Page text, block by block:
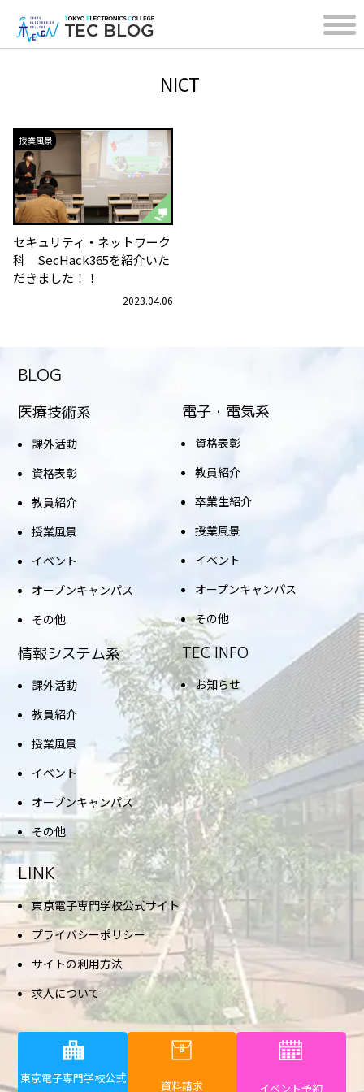
NICT
授業風景
セキュリティ・ネットワーク
科 SecHack365を紹介いた
だきました！！
2023.04.06
BLOG
医療技術系
課外活動
資格表彰
教員紹介
授業風景
イベント
オープンキャンパス
その他
情報システム系
課外活動
教員紹介
授業風景
イベント
オープンキャンパス
その他
電子・電気系
資格表彰
教員紹介
卒業生紹介
授業風景
イベント
オープンキャンパス
その他
TEC INFO
お知らせ
LINK
東京電子専門学校公式サイト
プライバシーポリシー
サイトの利用方法
求人について
東京電子専門学校公式
資料請求 イベント予約